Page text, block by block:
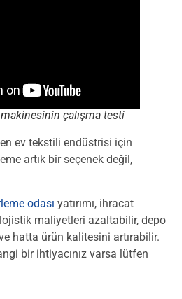
çalışma testi
ev tekstili endüstrisi için
artık bir seçenek değil,
odası yatırımı, ihracat
maliyetleri azaltabilir, depo
hatta ürün kalitesini artırabilir.
bir ihtiyacınız varsa lütfen